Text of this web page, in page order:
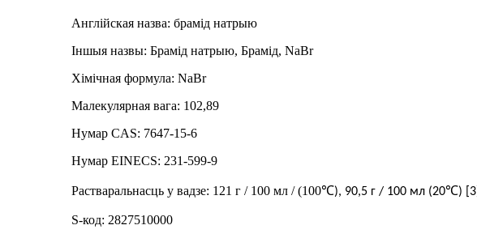
Англійская назва: брамід натрыю
Іншыя назвы: Брамід натрыю, Брамід, NaBr
Хімічная формула: NaBr
Малекулярная вага: 102,89
Нумар CAS: 7647-15-6
Нумар EINECS: 231-599-9
Растваральнасць у вадзе: 121 г / 100 мл / (100℃), 90,5 г / 100 мл (20℃) [3]
S-код: 2827510000